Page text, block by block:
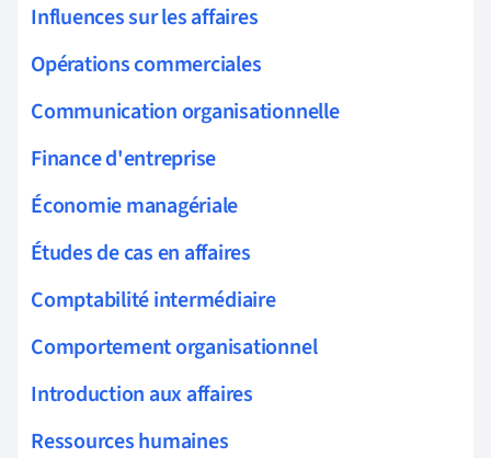
Influences sur les affaires
Opérations commerciales
Communication organisationnelle
Finance d'entreprise
Économie managériale
Études de cas en affaires
Comptabilité intermédiaire
Comportement organisationnel
Introduction aux affaires
Ressources humaines